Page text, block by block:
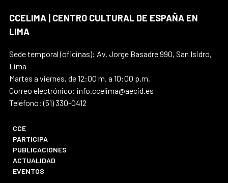
CCELIMA | CENTRO CULTURAL DE ESPAÑA EN
LIMA
Sede temporal (oficinas): Av. Jorge Basadre 990, San Isidro,
Lima
Martes a viernes, de 12:00 m. a 10:00 p.m.
Correo electrónico: info.ccelima@aecid.es
Teléfono: (51) 330-0412
CCE
PARTICIPA
PUBLICACIONES
ACTUALIDAD
EVENTOS